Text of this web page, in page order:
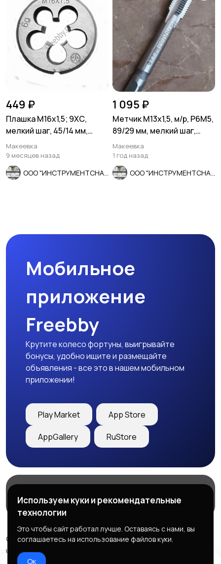
449 ₽
Плашка М16х1,5; 9ХС,
мелкий шаг, 45/14 мм,
ГОСТ 7740-71.
Макеевка
9 месяцев назад
1 095 ₽
Метчик М13х1,5, м/р, Р6М5,
89/29 мм, мелкий шаг,
проходной, исп 2, ГОС
Макеевка
1 год назад
Мобильное
приложение
Freebby
Крутите колесо фортуны, выигрывайте
бонусы, удобно ищите и размещайте
объявления - все это в нашем мобильном
приложении!
Play Market App Store
AppGallery RuStore
Служба поддержки
© 2026 Freebby - Сервис бесплатных объявлений ДНР
и ЛНР
Используем куки и рекомендательные
технологии
Это чтобы сайт работал лучше. Оставаясь с нами, вы
соглашаетесь на использование файлов куки.
Ок